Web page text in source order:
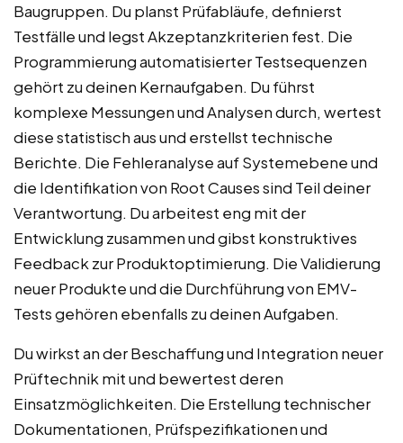
Baugruppen. Du planst Prüfabläufe, definierst
Testfälle und legst Akzeptanzkriterien fest. Die
Programmierung automatisierter Testsequenzen
gehört zu deinen Kernaufgaben. Du führst
komplexe Messungen und Analysen durch, wertest
diese statistisch aus und erstellst technische
Berichte. Die Fehleranalyse auf Systemebene und
die Identifikation von Root Causes sind Teil deiner
Verantwortung. Du arbeitest eng mit der
Entwicklung zusammen und gibst konstruktives
Feedback zur Produktoptimierung. Die Validierung
neuer Produkte und die Durchführung von EMV-
Tests gehören ebenfalls zu deinen Aufgaben.
Du wirkst an der Beschaffung und Integration neuer
Prüftechnik mit und bewertest deren
Einsatzmöglichkeiten. Die Erstellung technischer
Dokumentationen, Prüfspezifikationen und